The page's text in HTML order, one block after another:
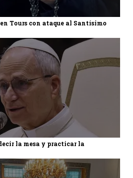
Tours con ataque al Santísimo
la mesa y practicar la